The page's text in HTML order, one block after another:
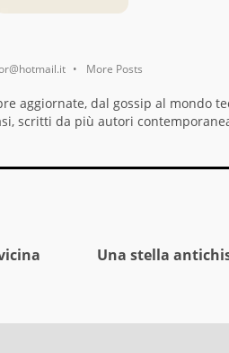
• More Posts
aggiornate, dal gossip al mondo
scritti da più autori
Una stella